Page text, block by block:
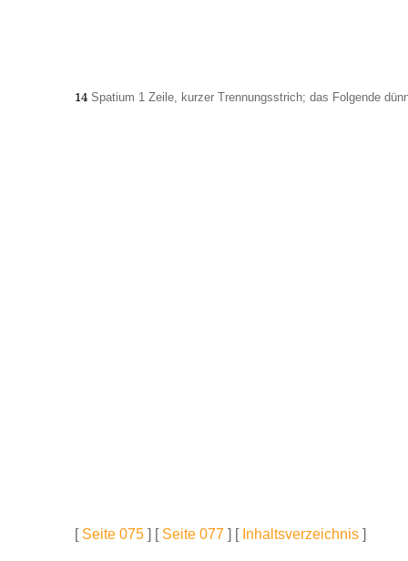
14 Spatium 1 Zeile, kurzer Trennungsstrich; das Folgende
[ Seite 075 ] [ Seite 077 ] [ Inhaltsverzeichnis ]